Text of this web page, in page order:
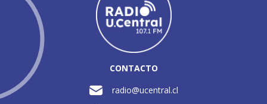
CONTACTO
radio@ucentral.cl